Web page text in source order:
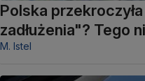
Polska
zadłużenia"? Tego
M. Istel